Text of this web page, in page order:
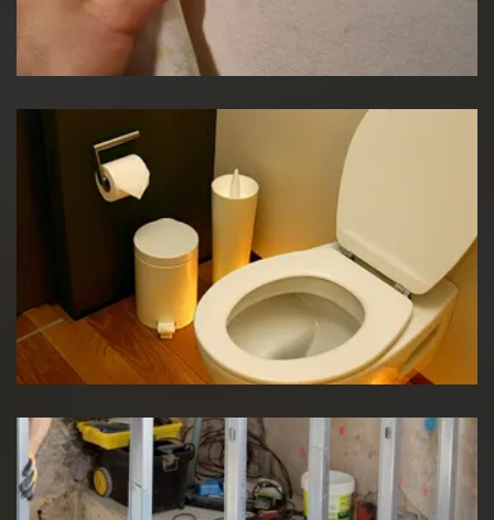
Pose de papier peint
Réparation WC